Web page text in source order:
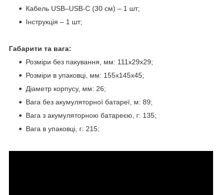
Кабель USB–USB-C (30 см) – 1 шт;
Інструкція – 1 шт;
Габарити та вага:
Розміри без пакування, мм: 111х29х29;
Розміри в упаковці, мм: 155х145х45;
Діаметр корпусу, мм: 26;
Вага без акумуляторної батареї, м: 89;
Вага з акумуляторною батареєю, г: 135;
Вага в упаковці, г: 215;